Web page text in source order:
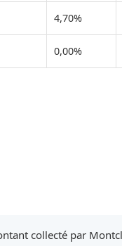
4,70%
0,00%
collecté par